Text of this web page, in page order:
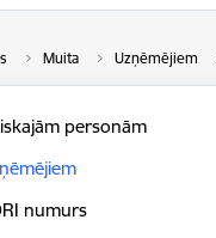
Muita Uzņēmējiem
personām
numurs